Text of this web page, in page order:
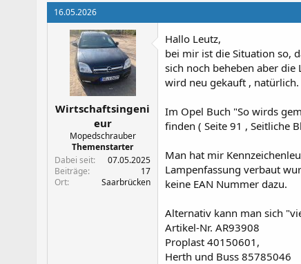
16.05.2026
Wirtschaftsingeni
eur
Mopedschrauber
Themenstarter
Dabei seit
07.05.2025
Beiträge
17
Ort
Saarbrücken
Hallo Leutz,
bei mir ist die Situation so,
sich noch beheben aber die
wird neu gekauft , natürlich.
Im Opel Buch "So wirds
finden ( Seite 91 , Seitliche
Man hat mir
Lampenfassung verbaut
keine EAN Nummer dazu.
Alternativ kann man sich
Artikel-Nr. AR93908
Proplast 40150601,
Herth und Buss 85785046